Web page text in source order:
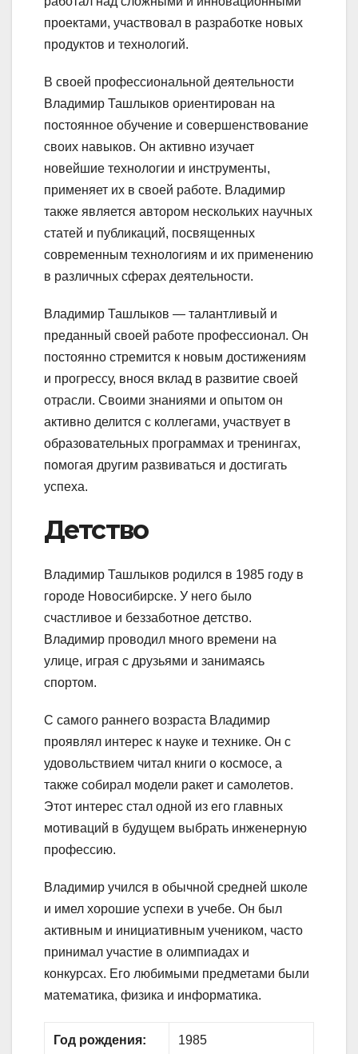
проектами, участвовал в разработке новых
продуктов и технологий.
В своей профессиональной деятельности
Владимир Ташлыков ориентирован на
постоянное обучение и совершенствование
своих навыков. Он активно изучает
новейшие технологии и инструменты,
применяет их в своей работе. Владимир
также является автором нескольких научных
статей и публикаций, посвященных
современным технологиям и их применению
в различных сферах деятельности.
Владимир Ташлыков — талантливый и
преданный своей работе профессионал. Он
постоянно стремится к новым достижениям
и прогрессу, внося вклад в развитие своей
отрасли. Своими знаниями и опытом он
активно делится с коллегами, участвует в
образовательных программах и тренингах,
помогая другим развиваться и достигать
успеха.
Детство
Владимир Ташлыков родился в 1985 году в
городе Новосибирске. У него было
счастливое и беззаботное детство.
Владимир проводил много времени на
улице, играя с друзьями и занимаясь
спортом.
С самого раннего возраста Владимир
проявлял интерес к науке и технике. Он с
удовольствием читал книги о космосе, а
также собирал модели ракет и самолетов.
Этот интерес стал одной из его главных
мотиваций в будущем выбрать инженерную
профессию.
Владимир учился в обычной средней школе
и имел хорошие успехи в учебе. Он был
активным и инициативным учеником, часто
принимал участие в олимпиадах и
конкурсах. Его любимыми предметами были
математика, физика и информатика.
Год рождения: 1985